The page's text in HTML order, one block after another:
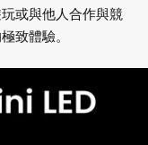
或與他人合作與競
致體驗。